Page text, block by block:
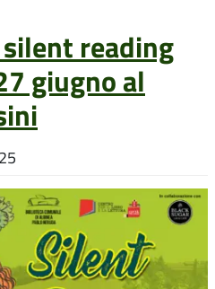
reading
giugno al